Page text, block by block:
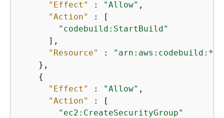
"Effect"
: "Allow" ,
"Action"
: [
"codebuild:StartBuild"
      ],
"Resource"
:
    },
{
"Effect"
: "Allow" ,
"Action"
: [
"ec2:CreateSecurityGroup"